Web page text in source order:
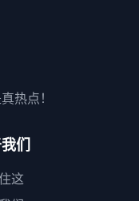
热点！
们
这